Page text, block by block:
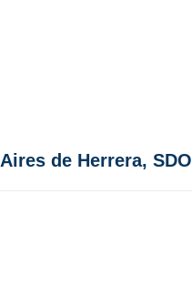
de Herrera, SDO